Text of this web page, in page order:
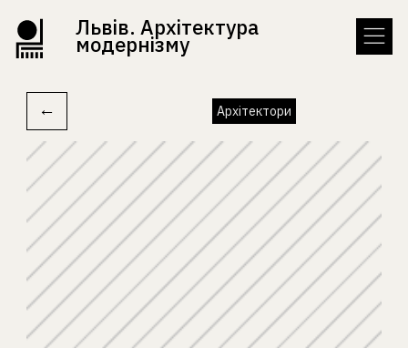
Львів. Архітектура
модернізму
← Архітектори